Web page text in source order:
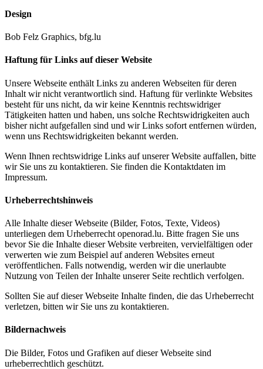
Design
Bob Felz Graphics, bfg.lu
Haftung für Links auf dieser Website
Unsere Webseite enthält Links zu anderen Webseiten für deren
Inhalt wir nicht verantwortlich sind. Haftung für verlinkte Websites
besteht für uns nicht, da wir keine Kenntnis rechtswidriger
Tätigkeiten hatten und haben, uns solche Rechtswidrigkeiten auch
bisher nicht aufgefallen sind und wir Links sofort entfernen würden,
wenn uns Rechtswidrigkeiten bekannt werden.
Wenn Ihnen rechtswidrige Links auf unserer Website auffallen, bitte
wir Sie uns zu kontaktieren. Sie finden die Kontaktdaten im
Impressum.
Urheberrechtshinweis
Alle Inhalte dieser Webseite (Bilder, Fotos, Texte, Videos)
unterliegen dem Urheberrecht openorad.lu. Bitte fragen Sie uns
bevor Sie die Inhalte dieser Website verbreiten, vervielfältigen oder
verwerten wie zum Beispiel auf anderen Websites erneut
veröffentlichen. Falls notwendig, werden wir die unerlaubte
Nutzung von Teilen der Inhalte unserer Seite rechtlich verfolgen.
Sollten Sie auf dieser Webseite Inhalte finden, die das Urheberrecht
verletzen, bitten wir Sie uns zu kontaktieren.
Bildernachweis
Die Bilder, Fotos und Grafiken auf dieser Webseite sind
urheberrechtlich geschützt.